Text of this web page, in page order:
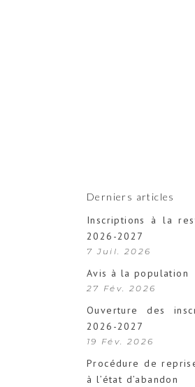
Derniers articles
Inscriptions à la
2026-2027
7 Juil. 2026
Avis à la population
27 Fév. 2026
Ouverture des
2026-2027
19 Fév. 2026
Procédure de
à l’état d’abandon